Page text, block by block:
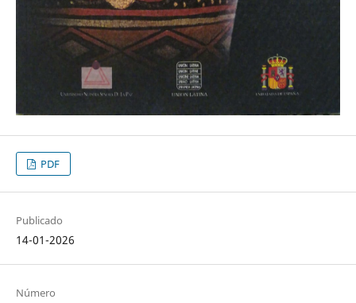
PDF
Publicado
14-01-2026
Número